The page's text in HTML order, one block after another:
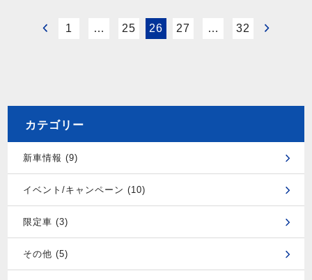
1 … 25 26 27 … 32
カテゴリー
新車情報 (9)
イベント/キャンペーン (10)
限定車 (3)
その他 (5)